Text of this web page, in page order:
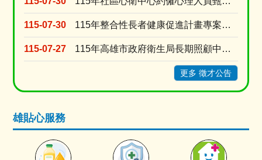
115-07-30 115年整合性長者健康促進計畫專案營養師招聘
115-07-27 115年高雄市政府衛生局長期照顧中心「家照督導」甄選結果公告
更多 徵才公告
雄貼心服務